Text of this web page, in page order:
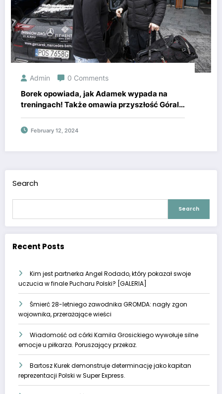
Admin 0 Comments
Borek opowiada, jak Adamek wypada na
treningach! Także omawia przyszłość Górala
w Fame
February 12, 2024
Search
Search
Recent Posts
Kim jest partnerka Angel Rodado, który pokazał swoje
uczucia w finale Pucharu Polski? [GALERIA]
Śmierć 28-letniego zawodnika GROMDA: nagły zgon
wojownika, przerażające wieści
Wiadomość od córki Kamila Grosickiego wywołuje silne
emocje u piłkarza. Poruszający przekaz.
Bartosz Kurek demonstruje determinację jako kapitan
reprezentacji Polski w Super Express.